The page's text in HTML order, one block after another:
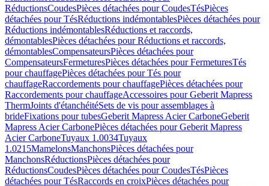
RéductionsCoudesPièces détachées pour CoudesTésPièces
détachées pour TésRéductions indémontablesPièces détachées pour
Réductions indémontablesRéductions et raccords,
démontablesPièces détachées pour Réductions et raccords,
démontablesCompensateursPièces détachées pour
CompensateursFermeturesPièces détachées pour FermeturesTés
pour chauffagePièces détachées pour Tés pour
chauffageRaccordements pour chauffagePièces détachées pour
Raccordements pour chauffageAccessoires pour Geberit Mapress
ThermJoints d'étanchéitéSets de vis pour assemblages à
brideFixations pour tubesGeberit Mapress Acier CarboneGeberit
Mapress Acier CarbonePièces détachées pour Geberit Mapress
Acier CarboneTuyaux 1.0034Tuyaux
1.0215MamelonsManchonsPièces détachées pour
ManchonsRéductionsPièces détachées pour
RéductionsCoudesPièces détachées pour CoudesTésPièces
détachées pour TésRaccords en croixPièces détachées pour